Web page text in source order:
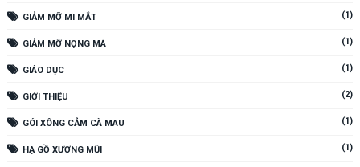
GIẢM MỠ MI MẮT (1)
GIẢM MỠ NỌNG MÁ (1)
GIÁO DỤC (1)
GIỚI THIỆU (2)
GÓI XÔNG CẢM CÀ MAU (1)
HẠ GỒ XƯƠNG MŨI (1)